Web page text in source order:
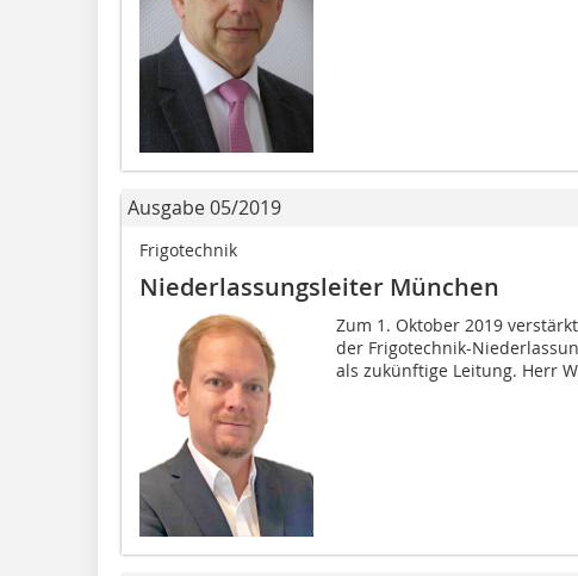
Ausgabe 05/2019
Frigotechnik
Niederlassungsleiter München
Zum 1. Oktober 2019
der Frigotechnik-
als zukünftige Leitung. Herr